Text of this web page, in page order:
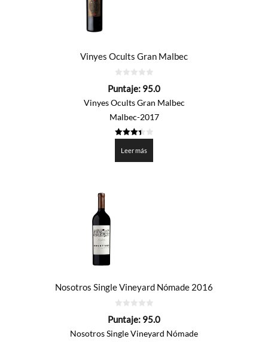
Vinyes Ocults Gran Malbec
de
Puntaje: 95.0
Vinyes Ocults Gran Malbec
Malbec-2017
de 5
Leer más
Nosotros Single Vineyard Nómade 2016
de
Puntaje: 95.0
Nosotros Single Vineyard Nómade